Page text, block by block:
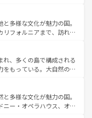
スならではのユニークな
でなく町歩きも満喫する
いため物価も高いが、旅行
もできる。 なお、新
覧 を参照してほしい。
多様な文化が魅力の国。
リフォルニアまで、訪れる
ッピング、エンターテイ
ポットだ。一方、アメリカ
ンドキャニオンやイエロー
と美食が融合した独特の
各地域で異なる魅力を楽
な歴史を感じることができ
れ、多くの島で構成される
をもっている。大自然の神
の観光地といえばオアフ
マウイ島やカウアイ島が
に輝く海をはじめ、豊かな
多様な文化が魅力の国。
ニー・オペラハウス、オー